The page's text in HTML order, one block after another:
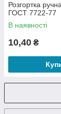
Розгортка
ГОСТ 7722-77
В наявності
10,40 ₴